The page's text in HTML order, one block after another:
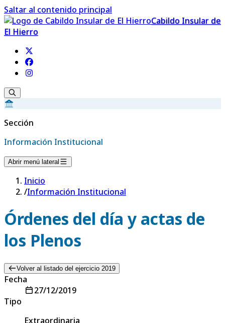
Saltar al contenido principal
Cabildo Insular de
El Hierro
Sección
Información Institucional
Abrir menú lateral
Inicio
/Información Institucional
Órdenes del día y actas de
los Plenos
Volver al listado del ejercicio 2019
Fecha
27/12/2019
Tipo
Extraordinaria